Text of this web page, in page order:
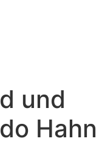
und
Hahn